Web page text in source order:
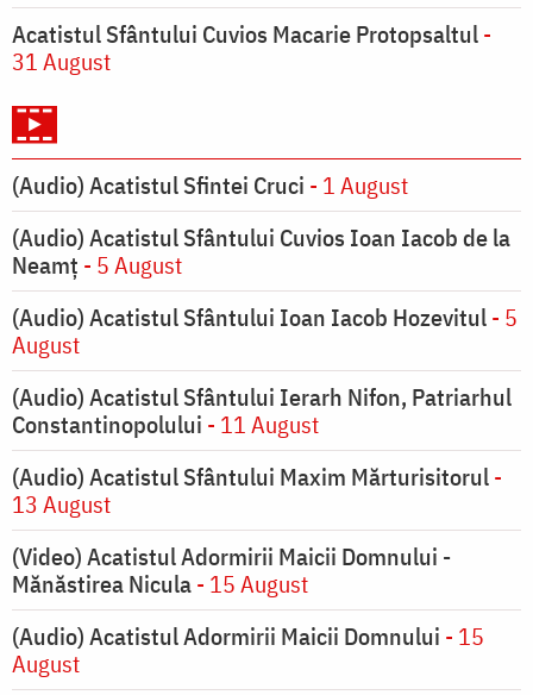
Acatistul Sfântului Cuvios Macarie Protopsaltul-
31 August
(Audio) Acatistul Sfintei Cruci - 1 August
(Audio) Acatistul Sfântului Cuvios Ioan Iacob de la
Neamț - 5 August
(Audio) Acatistul Sfântului Ioan Iacob Hozevitul- 5
August
(Audio) Acatistul Sfântului Ierarh Nifon, Patriarhul
Constantinopolului - 11 August
(Audio) Acatistul Sfântului Maxim Mărturisitorul-
13 August
(Video) Acatistul Adormirii Maicii Domnului -
Mănăstirea Nicula- 15 August
(Audio) Acatistul Adormirii Maicii Domnului - 15
August